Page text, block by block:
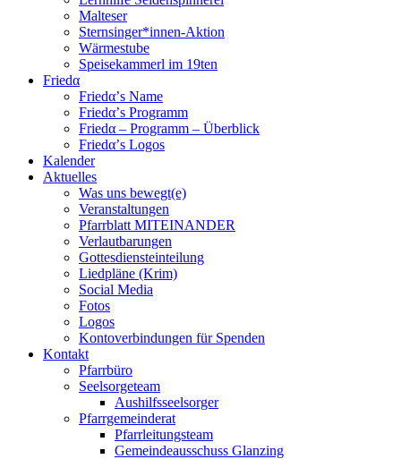
Malteser
Sternsinger*innen-Aktion
Wärmestube
Speisekammerl im 19ten
Friedα
Friedα’s Name
Friedα’s Programm
Friedα – Programm – Überblick
Friedα’s Logos
Kalender
Aktuelles
Was uns bewegt(e)
Veranstaltungen
Pfarrblatt MITEINANDER
Verlautbarungen
Gottesdiensteinteilung
Liedpläne (Krim)
Social Media
Fotos
Logos
Kontoverbindungen für Spenden
Kontakt
Pfarrbüro
Seelsorgeteam
Aushilfsseelsorger
Pfarrgemeinderat
Pfarrleitungsteam
Gemeindeausschuss Glanzing